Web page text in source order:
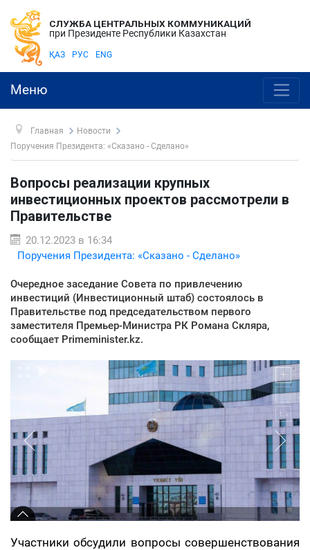
СЛУЖБА ЦЕНТРАЛЬНЫХ КОММУНИКАЦИЙ
при Президенте Республики Казахстан
ҚАЗ РУС ENG
Меню
Главная
Новости
Поручения Президента: «Сказано - Сделано»
Вопросы реализации крупных
инвестиционных проектов рассмотрели в
Правительстве
20.12.2023 в 16:34
Поручения Президента: «Сказано - Сделано»
Очередное заседание Совета по привлечению
инвестиций (Инвестиционный штаб) состоялось в
Правительстве под председательством первого
заместителя Премьер-Министра РК Романа Скляра,
сообщает Primeminister.kz.
Участники обсудили вопросы совершенствования